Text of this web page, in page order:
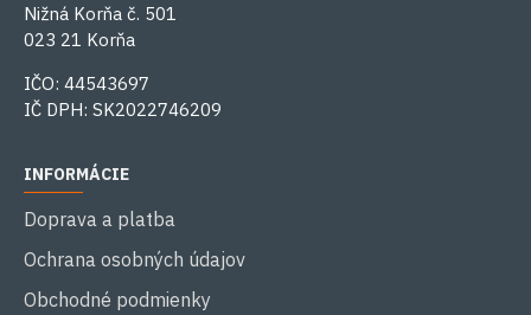
Nižná Korňa č. 501
023 21 Korňa
IČO: 44543697
IČ DPH: SK2022746209
INFORMÁCIE
Doprava a platba
Ochrana osobných údajov
Obchodné podmienky